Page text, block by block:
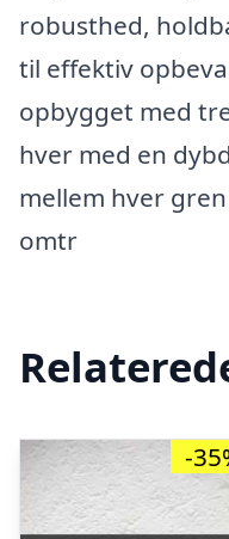
robusthed,
til effektiv
opbygget med
hver med en
mellem hver
omtr
-